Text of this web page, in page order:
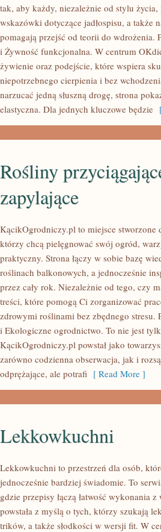
tak, aby każdy, niezależnie od stylu życia,
wskazówki dotyczące jadłospisu, a także
pomagają przejść od teorii do wdrożenia.
i Żywność funkcjonalna. W centrum
żywienie oraz podejście, które wspiera
niepotrzebnego cierpienia i bez
narzucać jedną słuszną drogę, strona
elastyczna. Dla jednych kluczowe będzie
Rośliny
zapylające
KącikOgrodniczy.pl to miejsce
którzy chcą pielęgnować swój ogród,
praktyczny. Strona łączy w sobie bazę
roślinach balkonowych, a jednocześnie
przez cały rok. Niezależnie od tego, czy
treści, które pomogą Ci zorganizować
zdrowymi roślinami bez zbędnego stresu.
i Ekologiczne ogrodnictwo. To nie jest
KącikOgrodniczy.pl powstał jako
zarówno codzienna obserwacja, jak i
odprężające, ale potrafi [ Read More ]
Lekkowkuchni
Lekkowkuchni to przestrzeń dla osób,
jednocześnie bardziej świadomie. To
gdzie przepisy łączą łatwość wykonania
powstała z myślą o tych, którzy szukają
trików, a także słodkości w wersji fit. W